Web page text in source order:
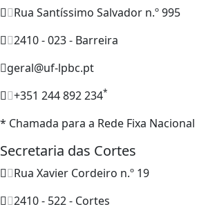
Rua Santíssimo Salvador n.º 995
2410 - 023 - Barreira
geral@uf-lpbc.pt
+351 244 892 234*
* Chamada para a Rede Fixa Nacional
Secretaria das Cortes
Rua Xavier Cordeiro n.º 19
2410 - 522 - Cortes